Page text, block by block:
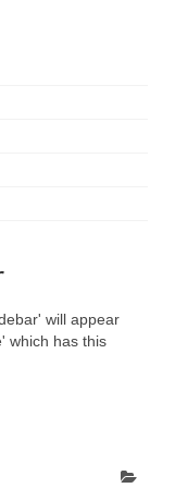
will appear
which has this